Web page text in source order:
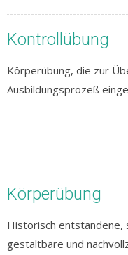
Kontrollübung
Körperübung, die zur
Ausbildungsprozeß
Körperübung
Historisch
gestaltbare und